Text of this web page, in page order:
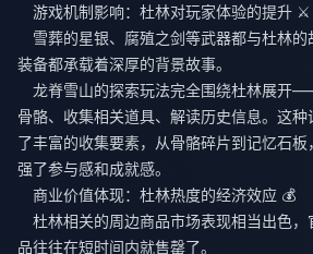
游戏机制影响：杜林对玩家体验的提升 ⚔️
雪葬的星银、腐殖之剑等武器都与杜林
装备都承载着深厚的背景故事。
龙脊雪山的探索玩法完全围绕杜林展开
骨骼、收集相关道具、解读历史信息。这
了丰富的收集要素，从骨骼碎片到记忆石
强了参与感和成就感。
商业价值体现：杜林热度的经济效应 💰
杜林相关的周边商品市场表现相当出色
品往往在短时间内就售罄了。